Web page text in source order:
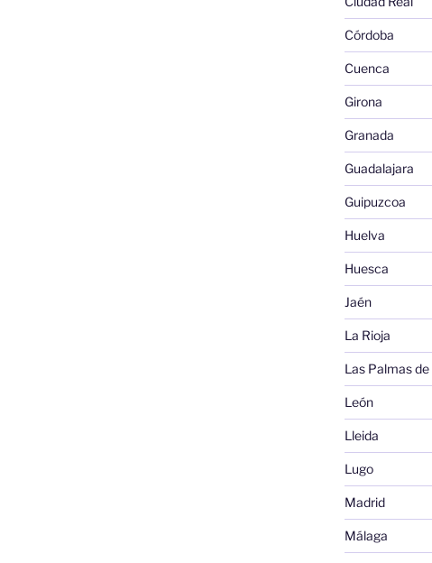
Córdoba
Cuenca
Girona
Granada
Guadalajara
Guipuzcoa
Huelva
Huesca
Jaén
La Rioja
Las Palmas
León
Lleida
Lugo
Madrid
Málaga